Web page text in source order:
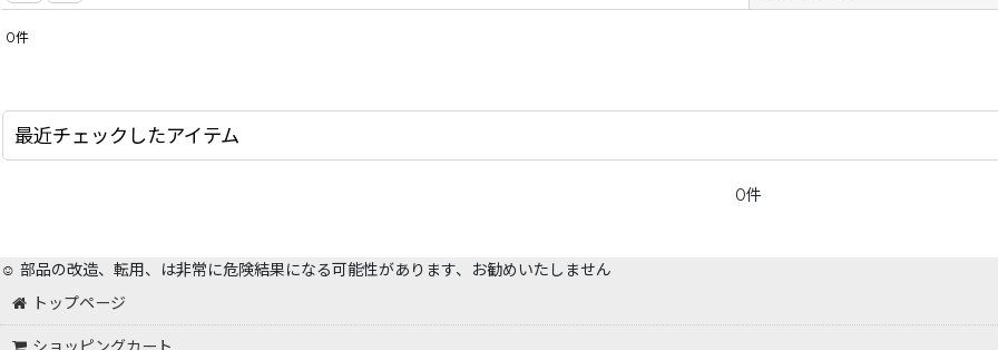
表示数:
在庫あり
0件
最近チェックしたアイテム
0件
☺️ 部品の改造、転用、は非常に危険結果になる可能性があります、お勧めいたしません
トップページ